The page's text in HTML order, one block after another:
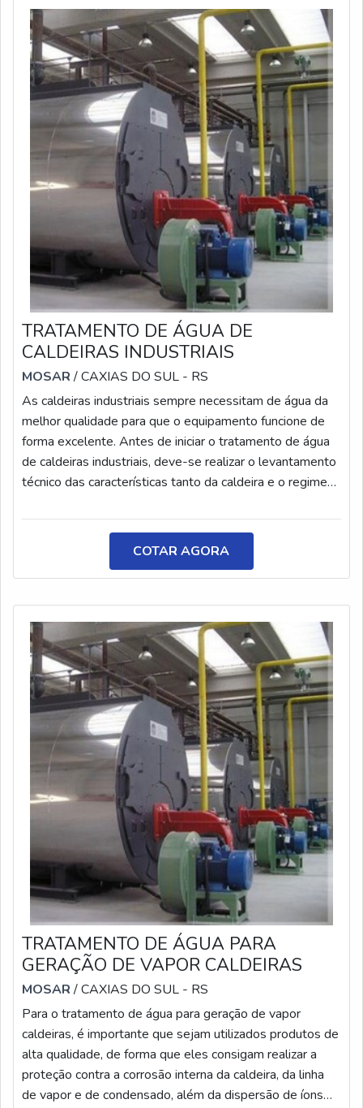
TRATAMENTO DE ÁGUA DE
CALDEIRAS INDUSTRIAIS
MOSAR/ CAXIAS DO SUL - RS
As caldeiras industriais sempre necessitam de água da
melhor qualidade para que o equipamento funcione de
forma excelente. Antes de iniciar o tratamento de água
de caldeiras industriais, deve-se realizar o levantamento
técnico das características tanto da caldeira e o regime
utilizada.CONHEÇA O PRODUTOPara a realização do
tratamento, é fundamental utilizar os melhores produtos,
de forma que eles venham a realizar uma excelente
função, como realizar a
COTAR AGORA
TRATAMENTO DE ÁGUA PARA
GERAÇÃO DE VAPOR CALDEIRAS
MOSAR/ CAXIAS DO SUL - RS
Para o tratamento de água para geração de vapor
caldeiras, é importante que sejam utilizados produtos de
alta qualidade, de forma que eles consigam realizar a
proteção contra a corrosão interna da caldeira, da linha
de vapor e de condensado, além da dispersão de íons